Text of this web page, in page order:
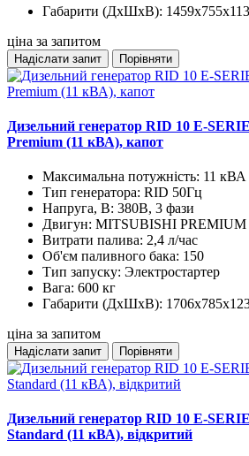
Габарити (ДхШхВ):
ціна за запитом
Надіслати запит Порівняти
Дизельний генератор RID 10 E-
Premium (11 кВА), капот
Максимальна потужність: 11 кВА
Тип генератора: RID 50Гц
Напруга, В: 380В, 3 фази
Двигун: MITSUBISHI PREMIUM
Витрати палива: 2,4 л/час
Об'єм паливного бака: 150
Тип запуску: Электростартер
Вага: 600 кг
Габарити (ДхШхВ):
ціна за запитом
Надіслати запит Порівняти
Дизельний генератор RID 10 E-
Standard (11 кВА), відкритий